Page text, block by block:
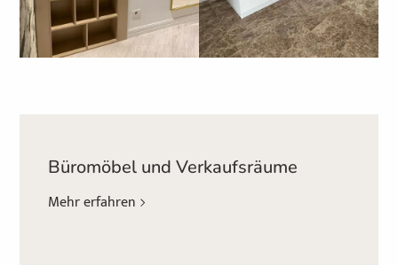
Büromöbel und Verkaufsräume
Mehr erfahren